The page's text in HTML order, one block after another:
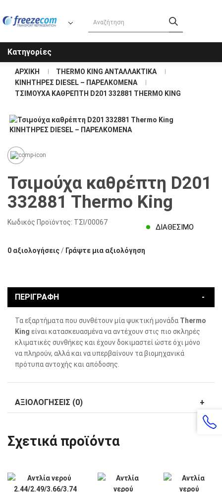
Κατηγορίες
ΑΡΧΙΚΉ
THERMO KING ΑΝΤΑΛΛΑΚΤΙΚΑ
KΙΝΗΤΗΡΕΣ DIESEL – ΠΑΡΕΛΚΟΜΕΝΑ
ΤΣΙΜΟΎΧΑ ΚΑΘΡΈΠΤΗ D201 332881 THERMO KING
Τσιμούχα καθρέπτη D201
332881 Thermo King
Κωδικός Προϊόντος: ΤΣΙ/00067
ΔΙΑΘΈΣΙΜΟ
0 αξιολογήσεις/ Γράψτε μια αξιολόγηση
ΠΕΡΙΓΡΑΦΉ
Τα εξαρτήματα που συνθέτουν μία ψυκτική μονάδα Thermo
King είναι κατασκευασμένα να αντέχουν στις πιο σκληρές
κλιματικές συνθήκες και έχουν δοκιμαστεί ώστε όχι μόνο
να πληρούν, αλλά και να υπερβαίνουν τα βιομηχανικά
πρότυπα αντοχής και απόδοσης.
ΑΞΙΟΛΟΓΉΣΕΙΣ (0)
Σχετικά προϊόντα